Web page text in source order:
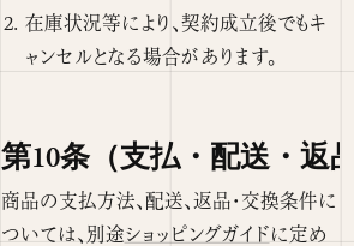
在庫状況等により、契約成立後でもキ
ャンセルとなる場合があります。
第10条（支払・配送・返
商品の支払方法、配送、返品・交換条件に
ついては、別途ショッピングガイドに定め